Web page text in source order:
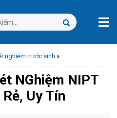
nghiệm trước sinh »
NGhiệm NIPT
Uy Tín